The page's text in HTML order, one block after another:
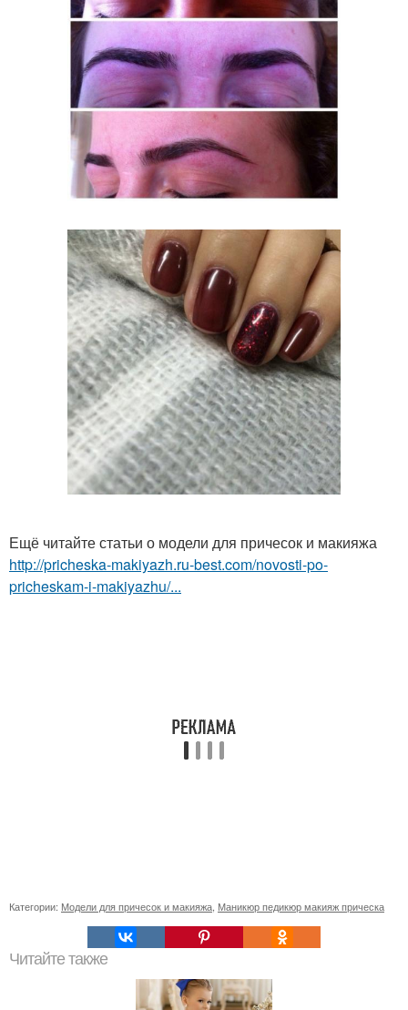
Ещё читайте статьи о модели для причесок и макияжа
http://pricheska-makiyazh.ru-best.com/novosti-po-
pricheskam-i-makiyazhu/...
Категории: Модели для причесок и макияжа Маникюр педикюр макияж прическа
Читайте также